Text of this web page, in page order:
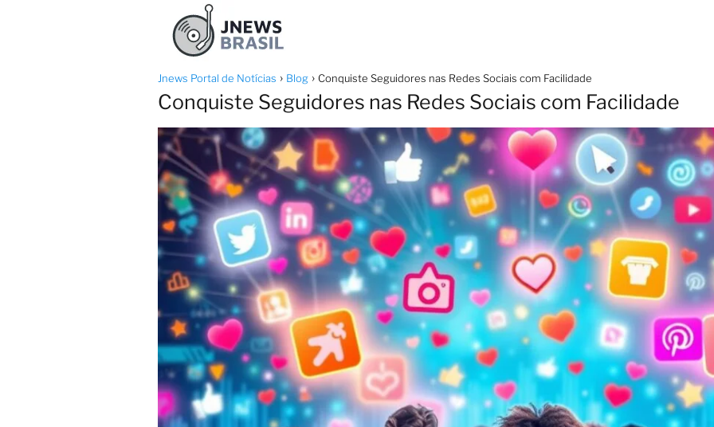
Jnews Portal de Notícias Blog Conquiste Seguidores nas Redes Sociais com Facilidade
Conquiste Seguidores nas Redes Sociais com Facilidade